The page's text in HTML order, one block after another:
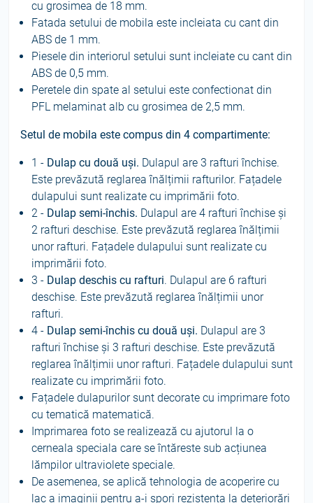
cu grosimea de 18 mm.
Fatada setului de mobila este incleiata cu cant din
ABS de 1 mm.
Piesele din interiorul setului sunt incleiate cu cant din
ABS de 0,5 mm.
Peretele din spate al setului este confectionat din
PFL melaminat alb cu grosimea de 2,5 mm.
Setul de mobila este compus din 4 compartimente:
1 - Dulap cu două uși. Dulapul are 3 rafturi închise.
Este prevăzută reglarea înălțimii rafturilor. Fațadele
dulapului sunt realizate cu imprimării foto.
2 - Dulap semi-închis. Dulapul are 4 rafturi închise și
2 rafturi deschise. Este prevăzută reglarea înălțimii
unor rafturi. Fațadele dulapului sunt realizate cu
imprimării foto.
3 - Dulap deschis cu rafturi. Dulapul are 6 rafturi
deschise. Este prevăzută reglarea înălțimii unor
rafturi.
4 - Dulap semi-închis cu două uși. Dulapul are 3
rafturi închise și 3 rafturi deschise. Este prevăzută
reglarea înălțimii unor rafturi. Fațadele dulapului sunt
realizate cu imprimării foto.
Fațadele dulapurilor sunt decorate cu imprimare foto
cu tematică matematică.
Imprimarea foto se realizează cu ajutorul la o
cerneala speciala care se întăreste sub acțiunea
lămpilor ultraviolete speciale.
De asemenea, se aplică tehnologia de acoperire cu
lac a imaginii pentru a‑i spori rezistența la deteriorări